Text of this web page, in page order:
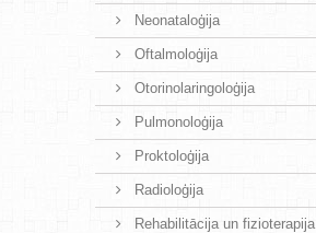
Neonataloģija
Oftalmoloģija
Otorinolaringoloģija
Pulmonoloģija
Proktoloģija
Radioloģija
Rehabilitācija un fizioterapija